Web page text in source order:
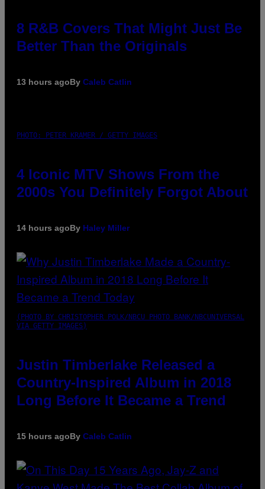
8 R&B Covers That Might Just Be
Better Than the Originals
13 hours agoBy Caleb Catlin
PHOTO: PETER KRAMER / GETTY IMAGES
4 Iconic MTV Shows From the
2000s You Definitely Forgot About
14 hours agoBy Haley Miller
(PHOTO BY CHRISTOPHER POLK/NBCU PHOTO BANK/NBCUNIVERSAL
VIA GETTY IMAGES)
Justin Timberlake Released a
Country-Inspired Album in 2018
Long Before It Became a Trend
15 hours agoBy Caleb Catlin